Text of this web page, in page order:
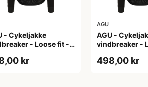
- Cykeljakke
- Loose fit -
kr
AGU
AGU -
vindbreaker -
498,00 kr